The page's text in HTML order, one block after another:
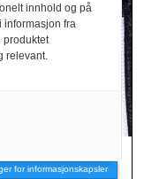
andel
for informasjonskapsler
innhold og på
informasjon fra
produktet
relevant.